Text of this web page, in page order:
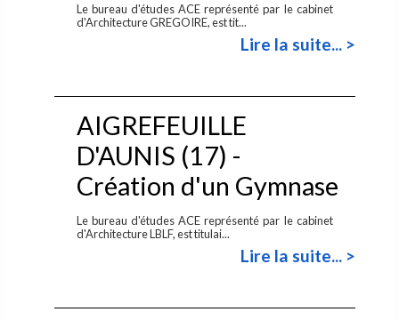
Le bureau d'études ACE représenté par le cabinet
d'Architecture GREGOIRE, est tit...
Lire la suite... >
AIGREFEUILLE
D'AUNIS (17) -
Création d'un Gymnase
Le bureau d'études ACE représenté par le cabinet
d'Architecture LBLF, est titulai...
Lire la suite... >